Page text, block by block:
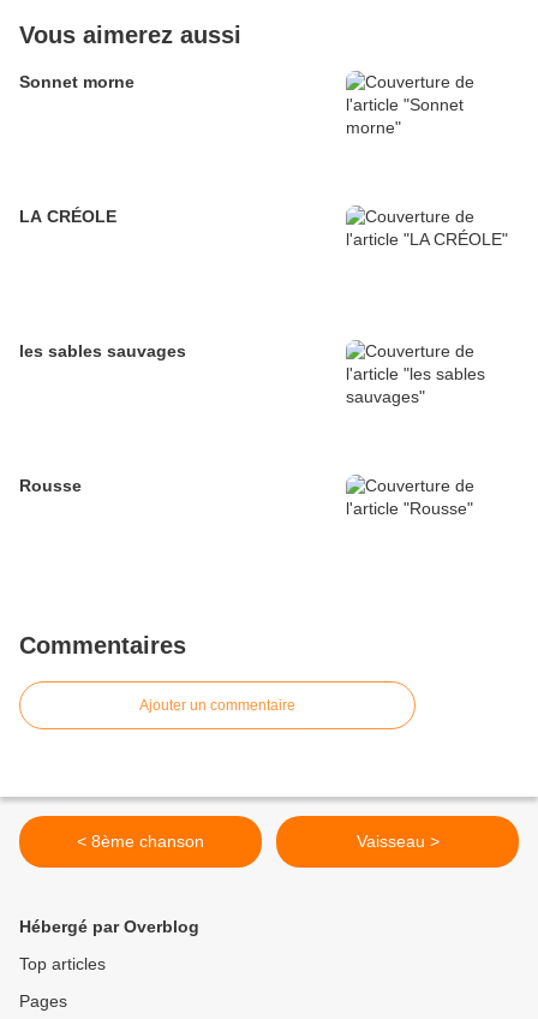
Vous aimerez aussi
Sonnet morne
LA CRÉOLE
les sables sauvages
Rousse
Commentaires
Ajouter un commentaire
< 8ème chanson Vaisseau >
Hébergé par Overblog
Top articles
Pages